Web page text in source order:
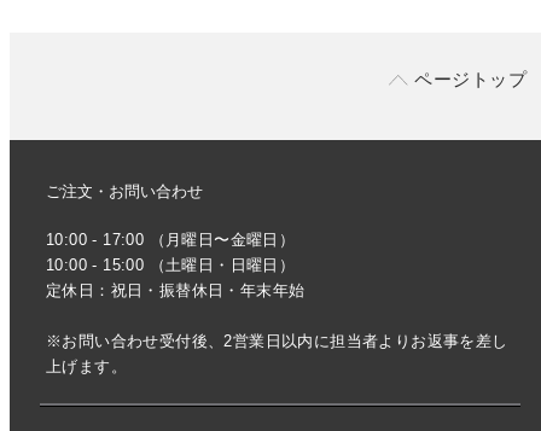
ページトップ
ご注文・お問い合わせ
10:00 - 17:00 （月曜日〜金曜日）
10:00 - 15:00 （土曜日・日曜日）
定休日：祝日・振替休日・年末年始
※お問い合わせ受付後、2営業日以内に担当者よりお返事を差し
上げます。